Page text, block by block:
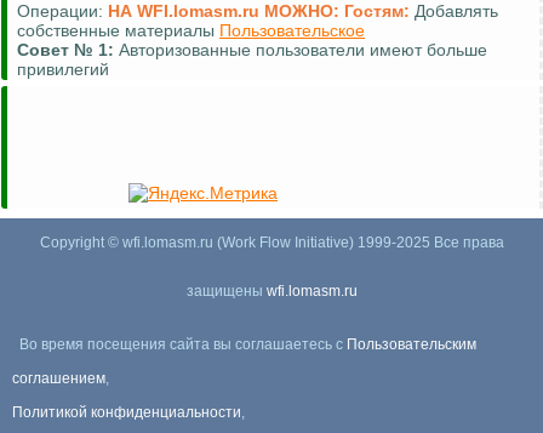
Операции: НА WFI.lomasm.ru МОЖНО: Гостям: Добавлять
собственные материалы Пользовательское
Совет № 1: Авторизованные пользователи имеют больше
привилегий
Copyright © wfi.lomasm.ru (Work Flow Initiative) 1999-2025 Все права
защищены wfi.lomasm.ru
Во время посещения сайта вы соглашаетесь с Пользовательским
соглашением,
Политикой конфиденциальности,